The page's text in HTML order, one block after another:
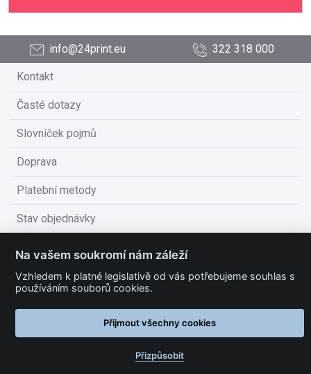
info@24print.eu 322 318 000
Kontakt
Časté dotazy
Slovníček pojmů
Doprava
Platební metody
Stav objednávky
Obchodní podmínky
Technické podmínky
Na vašem soukromí nám záleží
Vzhledem k platné legislativě od vás potřebujeme souhlas s
používáním souborů cookies.
Přijmout všechny cookies
Přizpůsobit